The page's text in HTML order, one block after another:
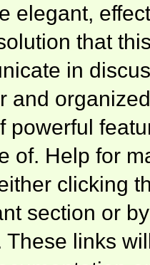
elegant,
that
in
and
powerful
of. Help for
clicking
section or
These links